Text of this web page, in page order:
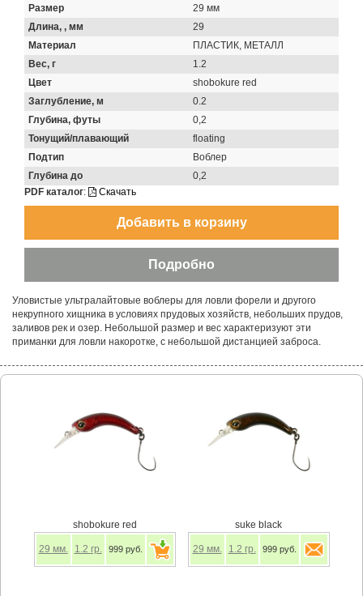
Размер
29 мм
Длина, , мм
29
Материал
ПЛАСТИК, МЕТАЛЛ
Вес, г
1.2
Цвет
shobokure red
Заглубление, м
0.2
Глубина, футы
0,2
Тонущий/плавающий
floating
Подтип
Воблер
Глубина до
0,2
PDF каталог: Скачать
Уловистые ультралайтовые воблеры для ловли форели и другого
некрупного хищника в условиях прудовых хозяйств, небольших прудов,
заливов рек и озер. Небольшой размер и вес характеризуют эти
приманки для ловли накоротке, с небольшой дистанцией заброса.
shobokure red
29 мм. 1.2 гр. 999 руб.
suke black
29 мм. 1.2 гр. 999 руб.